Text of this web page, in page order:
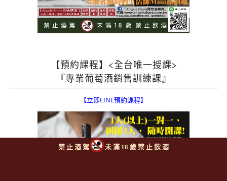
【預約課程】<全台唯一授課>
『專業葡萄酒銷售訓練課』
【立即LINE預約課程】
禁 止 酒 駕 未 滿 18 歲 禁 止 飲 酒